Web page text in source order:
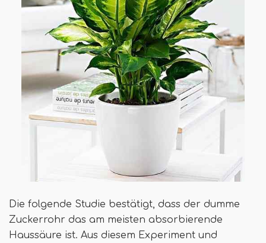
Die folgende Studie bestätigt, dass der dumme
Zuckerrohr das am meisten absorbierende
Haussäure ist. Aus diesem Experiment und